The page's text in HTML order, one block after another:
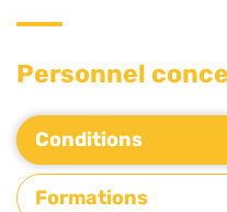
Personnel
Conditions
Formations